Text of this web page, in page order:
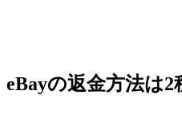
eBayの返金方法は